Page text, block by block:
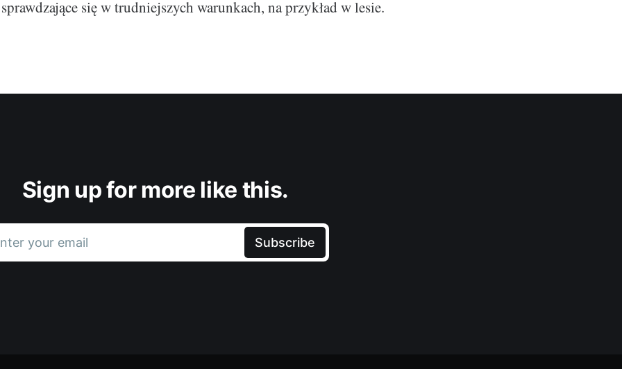
się w trudniejszych warunkach, na przykład w lesie.
Sign up for more like this.
your email Subscribe